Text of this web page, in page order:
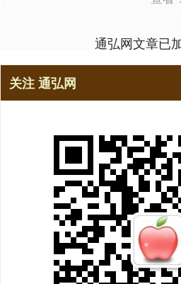
通弘网文章已
关注 通弘网